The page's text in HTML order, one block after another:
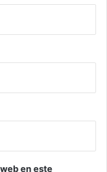
en este